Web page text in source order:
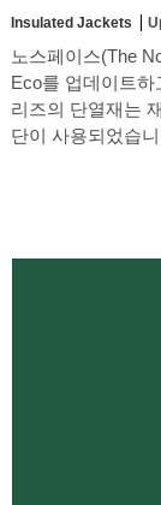
Insulated Jackets
노스페이스(The
Eco를 업데이트하
리즈의 단열재는